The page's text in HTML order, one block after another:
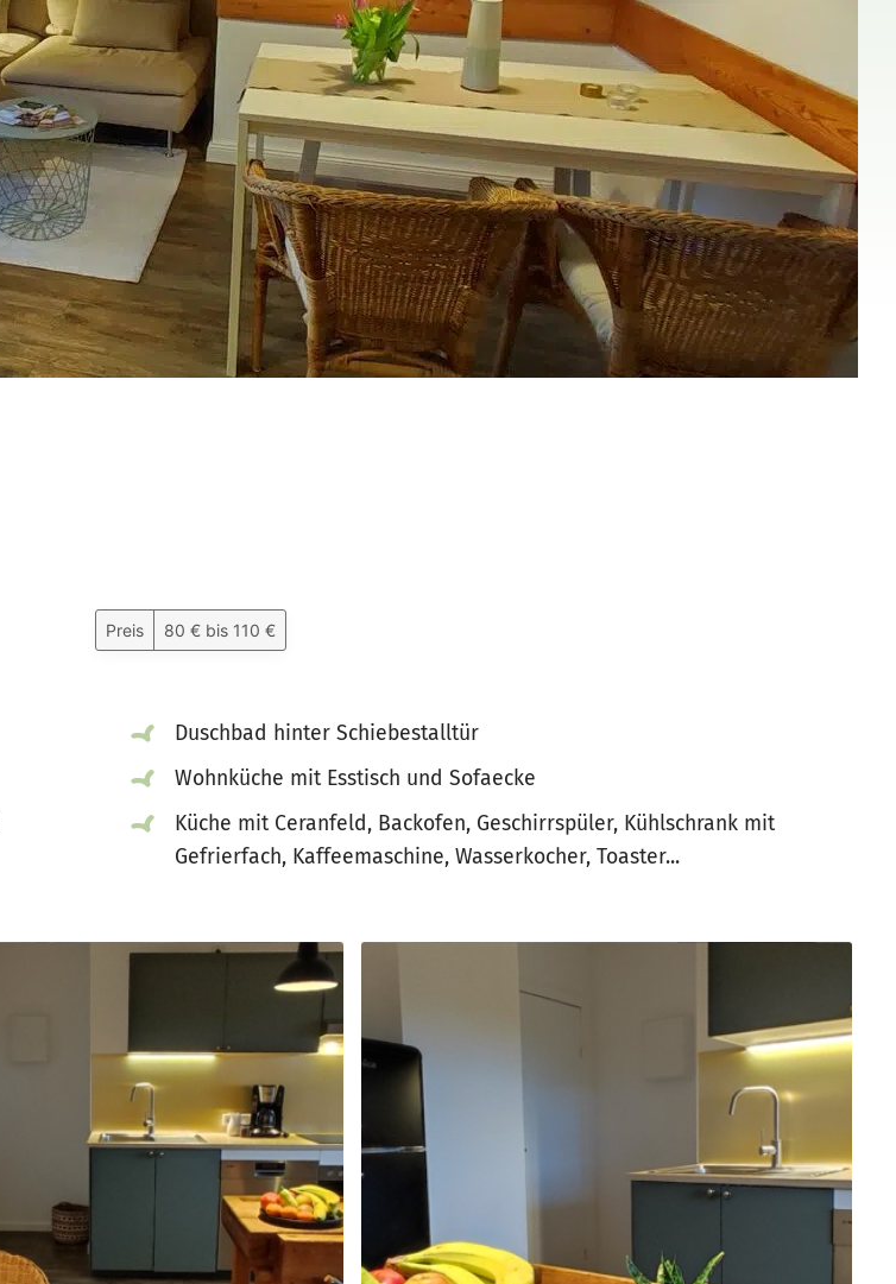
Preis 80 € bis 110 €
Duschbad hinter Schiebestalltür
Wohnküche mit Esstisch und Sofaecke
Küche mit Ceranfeld, Backofen, Geschirrspüler, Kühlschrank mit
Gefrierfach, Kaffeemaschine, Wasserkocher, Toaster...